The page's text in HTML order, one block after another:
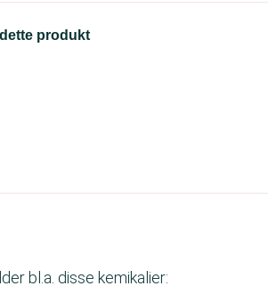
produkt
bl.a. disse kemikalier: